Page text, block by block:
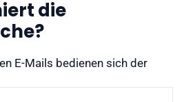
die
E-Mails bedienen sich der